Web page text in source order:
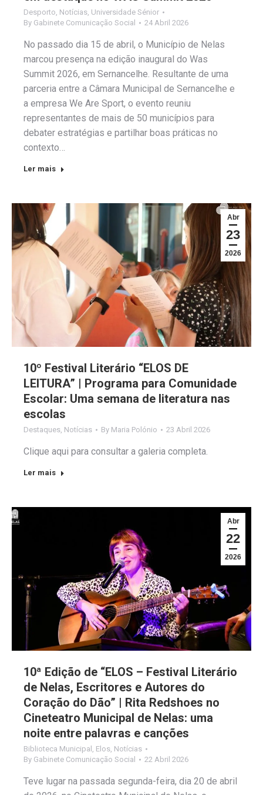
Desporto Notícias Universidade Sénior
By Gabinete Comunicação Social 24 Abril 2026
No passado dia 15 de abril, o Município de Nelas
marcou presença na edição inaugural do Was
Summit 2026, em Sernancelhe. Resultante de uma
parceria entre a Câmara Municipal de Sernancelhe e
a empresa We Are Sport, o evento reuniu
representantes de mais de 50 municípios para
debater estratégias e partilhar boas práticas no
contexto…
Ler mais
Abr
23
2026
10º Festival Literário “ELOS DE
LEITURA” | Programa para Comunidade
Escolar: Uma semana de literatura nas
escolas
Destaques Notícias By Maria Polónio 23 Abril 2026
Clique aqui para consultar a galeria completa.
Ler mais
Abr
22
2026
10ª Edição de “ELOS – Festival Literário
de Nelas, Escritores e Autores do
Coração do Dão” | Rita Redshoes no
Cineteatro Municipal de Nelas: uma
noite entre palavras e canções
Biblioteca Municipal , Elos, Notícias
By Gabinete Comunicação Social 22 Abril 2026
Teve lugar na passada segunda-feira, dia 20 de abril